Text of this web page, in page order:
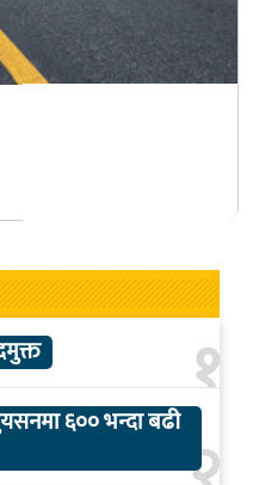
म्याग्दीको एक सडक
१
६०० भन्दा बढी